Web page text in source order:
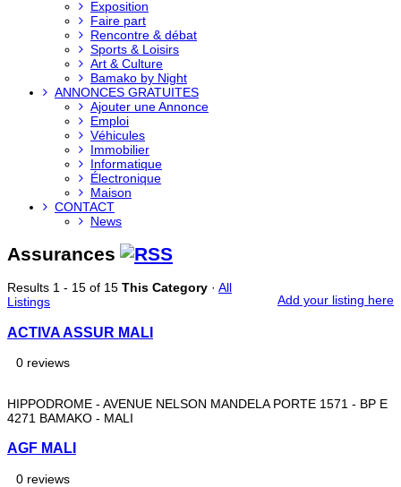
Exposition
Faire part
Rencontre & débat
Sports & Loisirs
Art & Culture
Bamako by Night
ANNONCES GRATUITES
Ajouter une Annonce
Emploi
Véhicules
Immobilier
Informatique
Électronique
Maison
CONTACT
News
Assurances
Add your listing here
Results 1 - 15 of 15 This Category · All
Listings
ACTIVA ASSUR MALI
0 reviews
HIPPODROME - AVENUE NELSON MANDELA PORTE 1571 - BP E
4271 BAMAKO - MALI
AGF MALI
0 reviews